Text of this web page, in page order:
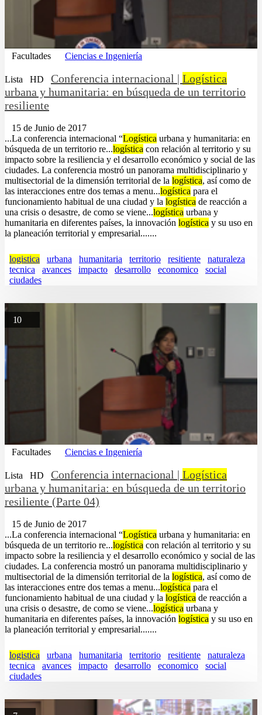
Facultades Ciencias e Ingeniería
Lista HD Conferencia internacional | Logística
urbana y humanitaria: en búsqueda de un territorio
resiliente
15 de Junio de 2017
...La conferencia internacional “Logística urbana y humanitaria: en
búsqueda de un territorio re...logística con relación al territorio y su
impacto sobre la resiliencia y el desarrollo económico y social de las
ciudades. La conferencia mostró un panorama multidisciplinario y
multisectorial de la dimensión territorial de la logística, así como de
las interacciones entre dos temas a menu...logística para el
funcionamiento habitual de una ciudad y la logística de reacción a
una crisis o desastre, de como se viene...logística urbana y
humanitaria en diferentes países, la innovación logística y su uso en
la planeación territorial y empresarial.......
logistica urbana humanitaria territorio resitiente
naturaleza
tecnica
avances impacto desarrollo economico
social
ciudades
10
Facultades Ciencias e Ingeniería
Lista HD Conferencia internacional | Logística
urbana y humanitaria: en búsqueda de un territorio
resiliente (Parte 04)
15 de Junio de 2017
...La conferencia internacional “Logística urbana y humanitaria: en
búsqueda de un territorio re...logística con relación al territorio y su
impacto sobre la resiliencia y el desarrollo económico y social de las
ciudades. La conferencia mostró un panorama multidisciplinario y
multisectorial de la dimensión territorial de la logística, así como de
las interacciones entre dos temas a menu...logística para el
funcionamiento habitual de una ciudad y la logística de reacción a
una crisis o desastre, de como se viene...logística urbana y
humanitaria en diferentes países, la innovación logística y su uso en
la planeación territorial y empresarial.......
logistica urbana humanitaria territorio resitiente
naturaleza
tecnica
avances impacto desarrollo economico
social
ciudades